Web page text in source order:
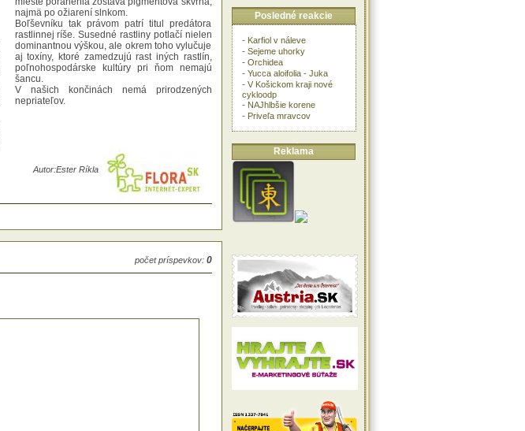
najmä po ožiarení slnkom.
Boľševníku tak právom patrí titul predátora
rastlinnej ríše. Susedné rastliny potlačí nielen
dominantnou výškou, ale okrem toho vylučuje
aj toxíny, ktoré zamedzujú rast iných rastlín,
poľnohospodárske kultúry pri ňom nemajú
šancu.
V našich končinách nemá prirodzených
nepriateľov.
Autor:Ester Ríkla
počet príspevkov: 0
Posledné reakcie
- Karfiol v náleve
- Sejeme uhorky
- Orchidea
- Yucca aloifolia - Juka
- V Košickom kraji nové
cykloodp
- NAJhlbšie korene
- Priveľa mravcov
Reklama